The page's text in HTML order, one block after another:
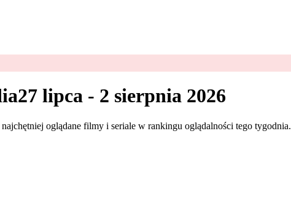
27 lipca - 2 sierpnia 2026
oglądane filmy i seriale w rankingu oglądalności tego tygodnia.